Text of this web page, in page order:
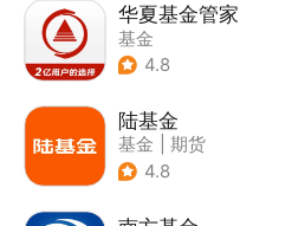
华夏基金管家
基金
4.8
陆基金
基金
期货
4.8